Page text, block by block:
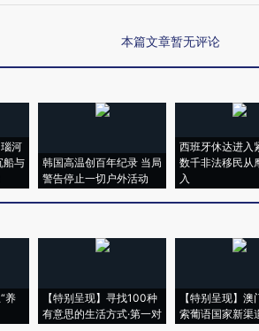
本篇文章暂无评论
河
船与
韩国高温创百年纪录 当局
警告停止一切户外活动
西班牙休达进入
数千非法移民从
入
养
【特别呈现】寻找100种
有意思的生活方式·第一对
【特别呈现】澳
索葡语国家新渠